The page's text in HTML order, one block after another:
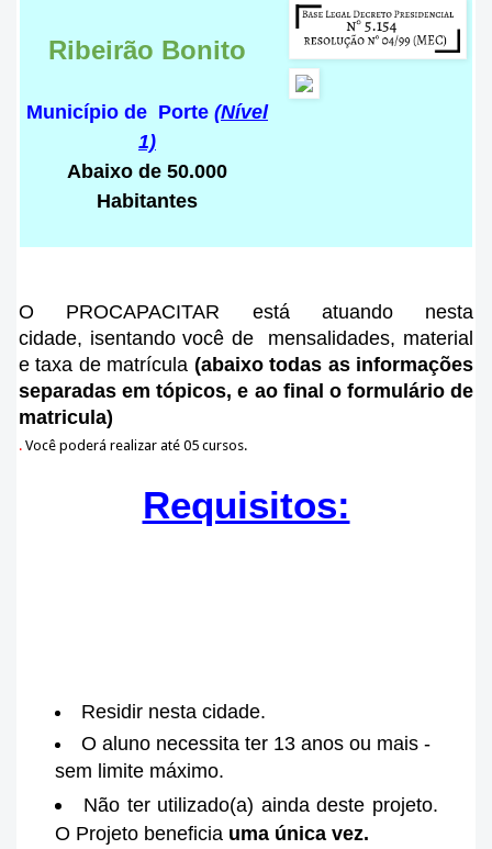
Ribeirão Bonito
Município de Porte (Nível
1)
Abaixo de 50.000
Habitantes
O PROCAPACITAR está atuando nesta
cidade, isentando você de mensalidades, material
e taxa de matrícula (abaixo todas as informações
separadas em tópicos, e ao final o formulário de
matricula)
. Você poderá realizar até 05 cursos.
Requisitos:
Residir nesta cidade.
O aluno necessita ter 13 anos ou mais -
sem limite máximo.
Não ter utilizado(a) ainda deste projeto.
O Projeto beneficia uma única vez.